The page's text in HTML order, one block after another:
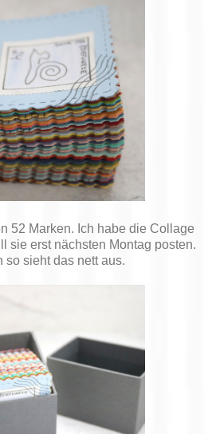
52 Marken. Ich habe die Collage
sie erst nächsten Montag posten.
so sieht das nett aus.